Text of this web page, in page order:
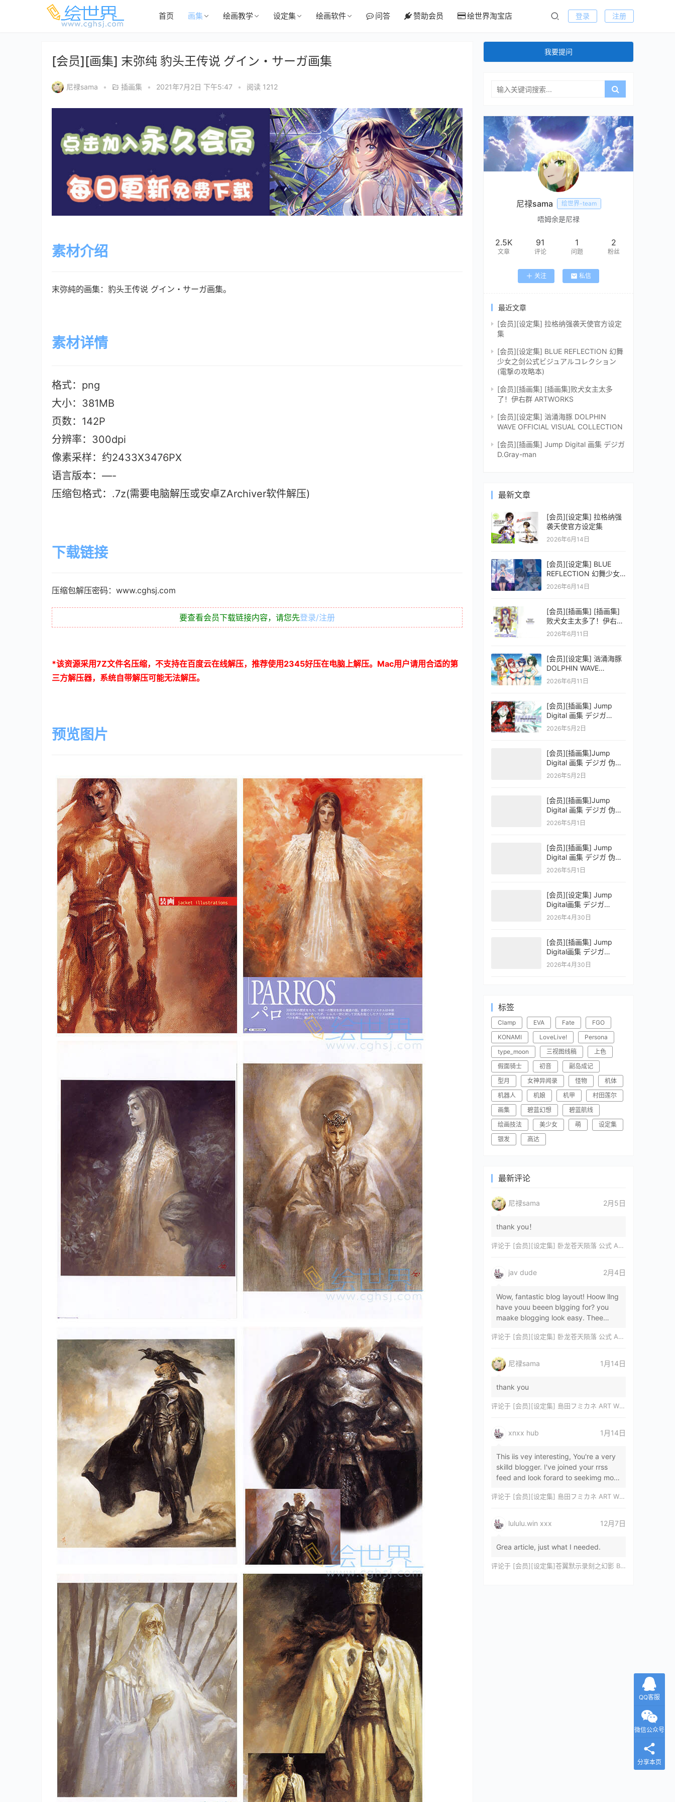
首页 画集 绘画教学 设定集 绘画软件 问答 赞助会员 绘世界淘宝店 登录 注册
[会员][画集] 末弥纯 豹头王传说 グイン・サーガ画集
尼禄sama • 插画集 • 2021年7月2日 下午5:47 • 阅读 1212
素材介绍
末弥純的画集：豹头王传说 グイン・サーガ画集。
素材详情
格式：png
大小：381MB
页数：142P
分辨率：300dpi
像素采样：约2433X3476PX
语言版本：—-
压缩包格式：.7z(需要电脑解压或安卓ZArchiver软件解压)
下载链接
压缩包解压密码：www.cghsj.com
要查看会员下载链接内容，请您先登录/注册
*该资源采用7Z文件名压缩，不支持在百度云在线解压，推荐使用 2345好压在电脑上解压。 Mac用户请用合适的第
三方解压器，系统自带解压可能无法解压。
预览图片
我要提问
尼禄sama 绘世界-team
唔姆余是尼禄
2.5K
文章
91
评论
1
问题
2
粉丝
关注 私信
最近文章
[会员][设定集] 拉格纳强袭天使官方设定
集
[会员][设定集] BLUE REFLECTION 幻舞
少女之剑公式ビジュアルコレクション
(電撃の攻略本)
[会员][插画集] [插画集]败犬女主太多
了！伊右群 ARTWORKS
[会员][设定集] 汹涌海豚 DOLPHIN
WAVE OFFICIAL VISUAL COLLECTION
[会员][插画集] Jump Digital 画集 デジガ
D.Gray-man
最新文章
[会员][设定集] 拉格纳强
袭天使官方设定集
2026年6月14日
[会员][设定集] BLUE
REFLECTION 幻舞少女
之剑公式ビジュアルコレ
2026年6月14日
[会员][插画集] [插画集]
败犬女主太多了！伊右群
ARTWORKS
2026年6月11日
[会员][设定集] 汹涌海豚
DOLPHIN WAVE
OFFICIAL VISUAL
2026年6月11日
[会员][插画集] Jump
Digital 画集 デジガ
D.Gray-man
2026年5月2日
[会员][插画集]Jump
Digital 画集 デジガ 伪恋
ニセコイ 3
2026年5月2日
[会员][插画集]Jump
Digital 画集 デジガ 伪恋
ニセコイ 2
2026年5月1日
[会员][插画集] Jump
Digital 画集 デジガ 伪恋
ニセコイ 1
2026年5月1日
[会员][设定集] Jump
Digital画集 デジガ
CLAYMORE 2
2026年4月30日
[会员][插画集] Jump
Digital画集 デジガ
CLAYMORE 1
2026年4月30日
标签
Clamp EVA Fate
FGO
KONAMI
LoveLive!
Persona
type_moon
三视图线稿
上色
假面骑士
初音
副岛成记
型月
女神异闻录 怪物
机体
机器人
机娘 机甲
村田莲尔
画集
碧蓝幻想
碧蓝航线
绘画技法
美少女 萌
设定集
银发
高达
最新评论
尼禄sama 2月5日
thank you！
评论于 [会员][设定集] 卧龙苍天陨落 公式 ARTWORKS[DL]
jav dude 2月4日
Wow, fantastic blog layout! Hoow llng
have youu beeen blgging for? you
maake blogging look easy. Thee
magnificent, let…
评论于 [会员][设定集] 卧龙苍天陨落 公式 ARTWORKS[DL]
尼禄sama 1月14日
thank you
评论于 [会员][设定集] 島田フミカネ ART WORKS EXTRA Luminous Witches[DL]
xnxx hub 1月14日
This iis vey interesting, You're a very
skilld blogger. I've joined your rrss
feed and look forard to seekimg mor
评论于 [会员][设定集] 島田フミカネ ART WORKS EXTRA Luminous Witches[DL]
lululu.win xxx 12月7日
Grea article, just what I needed.
评论于 [会员][设定集]苍翼默示录刻之幻影 BLAZBLUE CHRONOPHANTASMA 公式設定資料集II
QQ客服
微信公众号
分享本页